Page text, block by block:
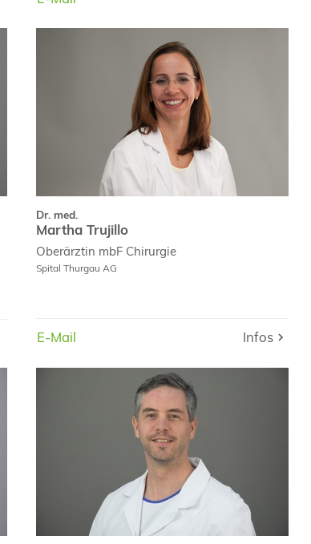
Dr. med.
Martha Trujillo
Oberärztin mbF Chirurgie
Spital Thurgau AG
E-Mail Infos
Curriculum Vitae
E-Mail
Infos